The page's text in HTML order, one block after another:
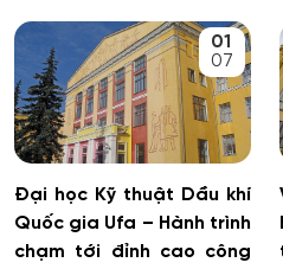
Cơ sở hạ tầng nhà ở và xã
Cơ điện tử và Robotics
Di truyền học
01
07
Đại học Kỹ thuật Dầu khí
Quốc gia Ufa – Hành trình
chạm tới đỉnh cao công